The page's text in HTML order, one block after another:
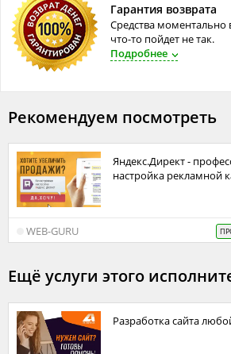
Гарантия возврата
Средства моментально
что-то пойдет не так.
Подробнее
Рекомендуем посмотреть
Яндекс.Директ - профессиональная
настройка рекламной
WEB-GURU
Ещё услуги этого
Разработка сайта